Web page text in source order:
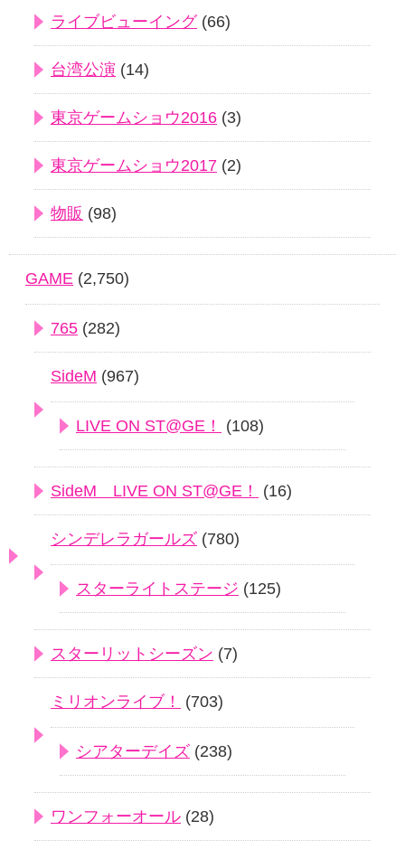
ライブビューイング(66)
台湾公演 (14)
東京ゲームショウ2016 (3)
東京ゲームショウ2017 (2)
物販 (98)
GAME (2,750)
765 (282)
SideM (967)
LIVE ON ST@GE！ (108)
SideM LIVE ON ST@GE！ (16)
シンデレラガールズ (780)
スターライトステージ (125)
スターリットシーズン (7)
ミリオンライブ！ (703)
シアターデイズ (238)
ワンフォーオール (28)